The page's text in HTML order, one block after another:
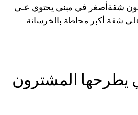
شقةأصغر في مبنى يحتوي على
شقة أكبر محاطة بالخرسانة
يطرحها المشترون